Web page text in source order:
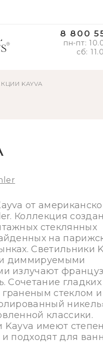
8 800
пн-пт:
сб:
KAYVA
от
Коллекция
стеклянных
на
Светильники
диммируемыми
излучают
Сочетание
стеклом и
классики.
Kayva имеют
подходят для